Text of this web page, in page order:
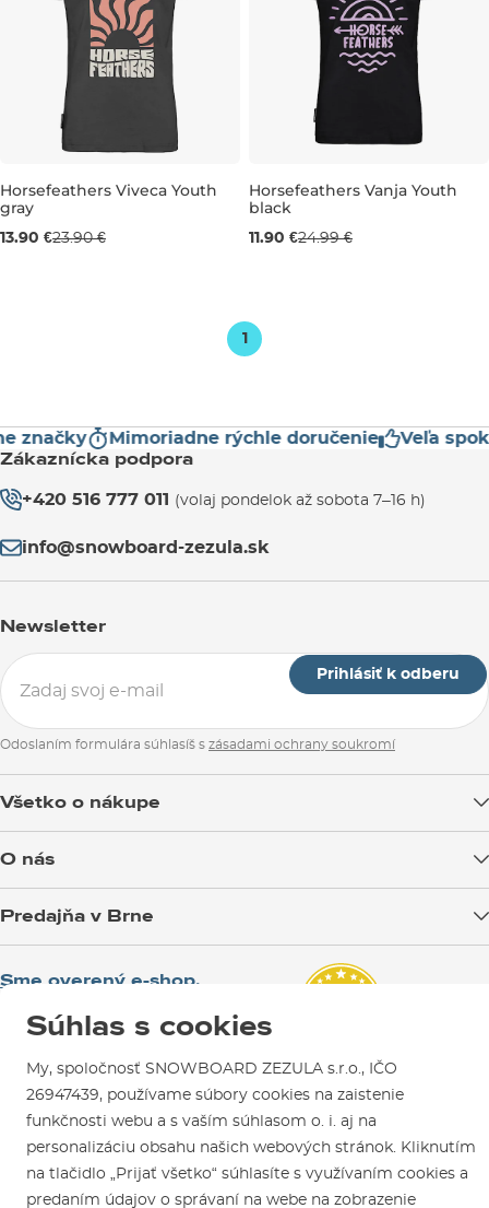
Výpredaj -42 %
Horsefeathers Viveca Youth
gray
13.90 €23.90 €
Výpredaj -52 %
Horsefeathers Vanja Youth
black
11.90 €24.99 €
1
Mimoriadne rýchle doručenie Veľa
Zákaznícka podpora
+420 516 777 011 (volaj pondelok až sobota 7–16 h)
info@snowboard-zezula.sk
Newsletter
Prihlásiť k odberu
Odoslaním formulára súhlasíš s zásadami ochrany soukromí
Všetko o nákupe
Výmena a vrátenie tovaru
Reklamácie
Návody na použitie a údržbu
Kontakty
O nás
SNOWBOARD ZEZULA Team
Predajňa v Brne
Mapa a ako k nám
Parkovanie
Požičovňa
Servis a opravy
Sme overený e-shop.
CertifikátOverené zákazníkmi.
Súhlas s cookies
My, spoločnosť SNOWBOARD ZEZULA s.r.o., IČO
26947439, používame súbory cookies na zaistenie
funkčnosti webu a s vaším súhlasom o. i. aj na
personalizáciu obsahu našich webových stránok. Kliknutím
na tlačidlo „Prijať všetko“ súhlasíte s využívaním cookies a
predaním údajov o správaní na webe na zobrazenie